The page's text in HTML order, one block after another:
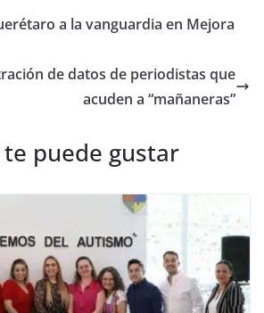
l s
p
e
g
er
gr
m
p
tir
a la vanguardia en Mejora
de datos de periodistas que
acuden a “mañaneras”
puede gustar